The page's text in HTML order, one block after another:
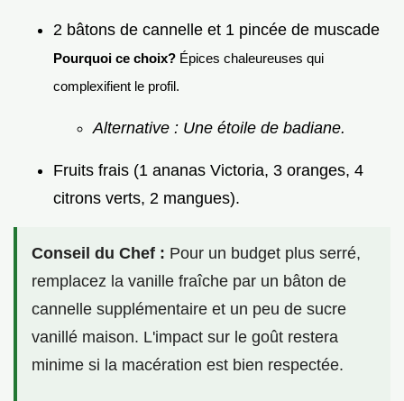
2 bâtons de cannelle et 1 pincée de muscade
Pourquoi ce choix? Épices chaleureuses qui
complexifient le profil.
Alternative : Une étoile de badiane.
Fruits frais (1 ananas Victoria, 3 oranges, 4
citrons verts, 2 mangues).
Conseil du Chef : Pour un budget plus serré,
remplacez la vanille fraîche par un bâton de
cannelle supplémentaire et un peu de sucre
vanillé maison. L'impact sur le goût restera
minime si la macération est bien respectée.